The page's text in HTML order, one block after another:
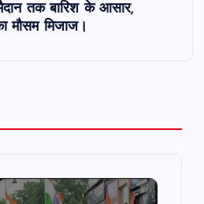
तक बारिश के आसार,
मौसम मिजाज।